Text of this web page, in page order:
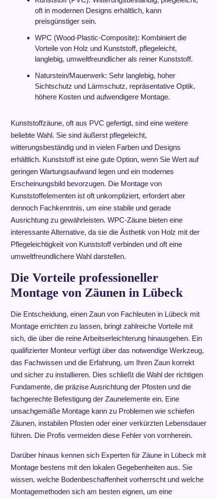
oft in modernen Designs erhältlich, kann
preisgünstiger sein.
WPC (Wood-Plastic-Composite): Kombiniert die
Vorteile von Holz und Kunststoff, pflegeleicht,
langlebig, umweltfreundlicher als reiner Kunststoff.
Naturstein/Mauerwerk: Sehr langlebig, hoher
Sichtschutz und Lärmschutz, repräsentative Optik,
höhere Kosten und aufwendigere Montage.
Kunststoffzäune, oft aus PVC gefertigt, sind eine weitere
beliebte Wahl. Sie sind äußerst pflegeleicht,
witterungsbeständig und in vielen Farben und Designs
erhältlich. Kunststoff ist eine gute Option, wenn Sie Wert auf
geringen Wartungsaufwand legen und ein modernes
Erscheinungsbild bevorzugen. Die Montage von
Kunststoffelementen ist oft unkompliziert, erfordert aber
dennoch Fachkenntnis, um eine stabile und gerade
Ausrichtung zu gewährleisten. WPC-Zäune bieten eine
interessante Alternative, da sie die Ästhetik von Holz mit der
Pflegeleichtigkeit von Kunststoff verbinden und oft eine
umweltfreundlichere Wahl darstellen.
Die Vorteile professioneller
Montage von Zäunen in Lübeck
Die Entscheidung, einen Zaun von Fachleuten in Lübeck mit
Montage errichten zu lassen, bringt zahlreiche Vorteile mit
sich, die über die reine Arbeitserleichterung hinausgehen. Ein
qualifizierter Monteur verfügt über das notwendige Werkzeug,
das Fachwissen und die Erfahrung, um Ihren Zaun korrekt
und sicher zu installieren. Dies schließt die Wahl der richtigen
Fundamente, die präzise Ausrichtung der Pfosten und die
fachgerechte Befestigung der Zaunelemente ein. Eine
unsachgemäße Montage kann zu Problemen wie schiefen
Zäunen, instabilen Pfosten oder einer verkürzten Lebensdauer
führen. Die Profis vermeiden diese Fehler von vornherein.
Darüber hinaus kennen sich Experten für Zäune in Lübeck mit
Montage bestens mit den lokalen Gegebenheiten aus. Sie
wissen, welche Bodenbeschaffenheit vorherrscht und welche
Montagemethoden sich am besten eignen, um eine